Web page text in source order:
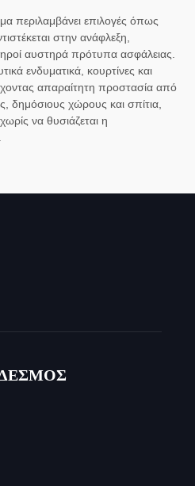
περιλαμβάνει επιλογές όπως
στην ανάφλεξη,
αυστηρά πρότυπα ασφάλειας.
ενδυματικά, κουρτίνες και
απαραίτητη προστασία από
δημόσιους χώρους και σπίτια,
να θυσιάζεται η